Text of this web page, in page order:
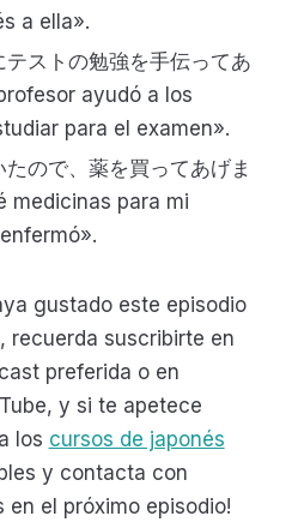
a ella».
ストの勉強を手伝ってあ
ayudó a los
para el examen».
ので、薬を買ってあげま
medicinas para mi
gustado este episodio
recuerda suscribirte en
preferida o en
y si te apetece
los cursos de japonés
y contacta con
en el próximo episodio!